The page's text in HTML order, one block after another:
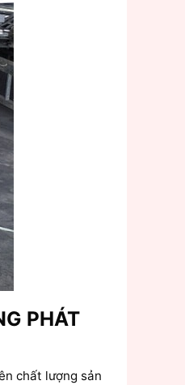
PHÁT
chất lượng sản